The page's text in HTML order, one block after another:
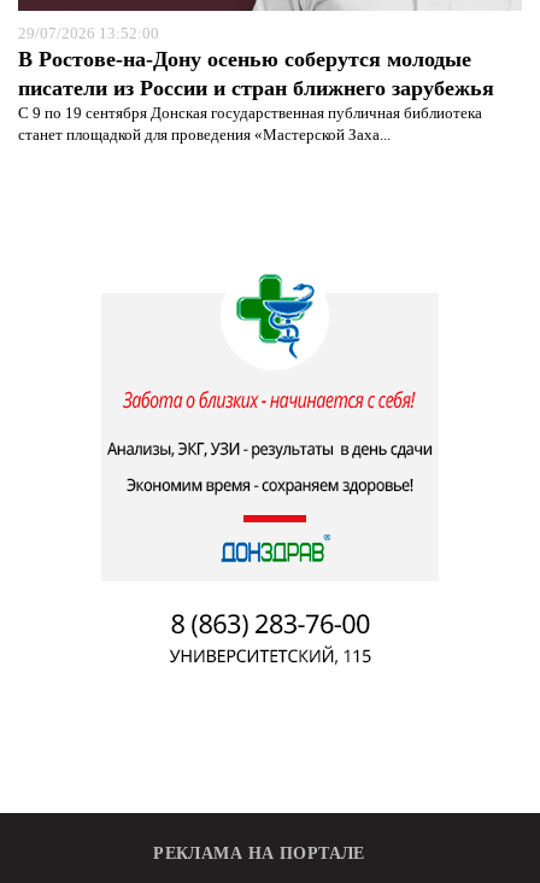
29/07/2026 13:52:00
В Ростове-на-Дону осенью соберутся молодые
писатели из России и стран ближнего зарубежья
С 9 по 19 сентября Донская государственная публичная библиотека
станет площадкой для проведения «Мастерской Заха...
РЕКЛАМА НА ПОРТАЛЕ